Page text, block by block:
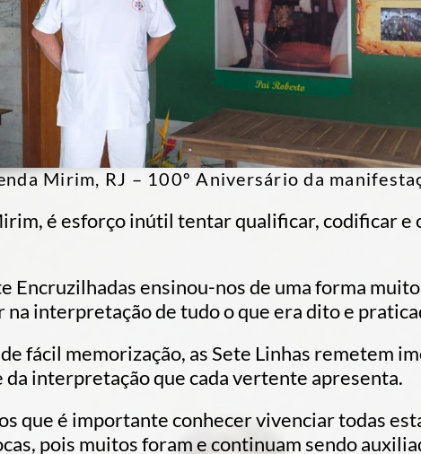
Mirim, RJ – 100º Aniversário da
é esforço inútil tentar qualificar, codificar e
Encruzilhadas ensinou-nos de uma forma
na interpretação de tudo o que era dito e
fácil memorização, as Sete Linhas remetem
interpretação que cada vertente apresenta.
que é importante conhecer vivenciar todas
pois muitos foram e continuam sendo